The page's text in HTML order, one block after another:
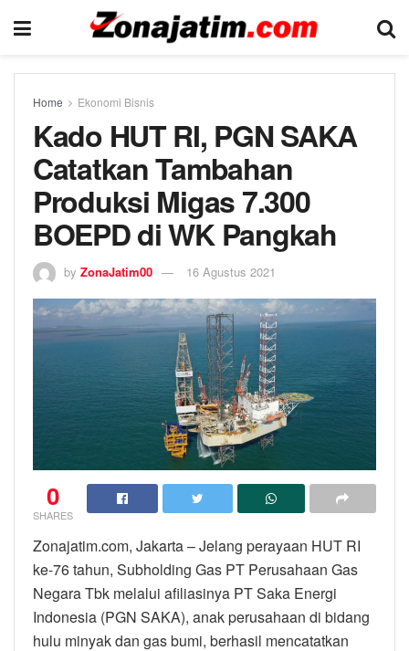
Home Ekonomi Bisnis
Kado HUT RI, PGN SAKA
Catatkan Tambahan
Produksi Migas 7.300
BOEPD di WK Pangkah
by ZonaJatim00 16 Agustus 2021
0
SHARES
Zonajatim.com, Jakarta – Jelang perayaan HUT RI
ke-76 tahun, Subholding Gas PT Perusahaan Gas
Negara Tbk melalui afiliasinya PT Saka Energi
Indonesia (PGN SAKA), anak perusahaan di bidang
hulu minyak dan gas bumi, berhasil mencatatkan